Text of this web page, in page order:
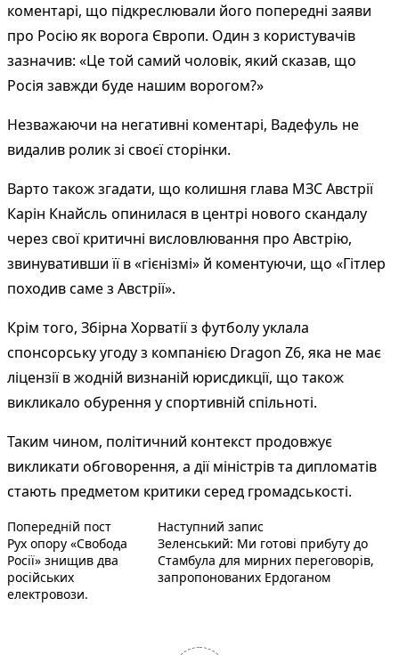
коментарі, що підкреслювали його попередні заяви
про Росію як ворога Європи. Один з користувачів
зазначив: «Це той самий чоловік, який сказав, що
Росія завжди буде нашим ворогом?»
Незважаючи на негативні коментарі, Вадефуль не
видалив ролик зі своєї сторінки.
Варто також згадати, що колишня глава МЗС Австрії
Карін Кнайсль опинилася в центрі нового скандалу
через свої критичні висловлювання про Австрію,
звинувативши її в «гієнізмі» й коментуючи, що «Гітлер
походив саме з Австрії».
Крім того, Збірна Хорватії з футболу уклала
спонсорську угоду з компанією Dragon Z6, яка не має
ліцензії в жодній визнаній юрисдикції, що також
викликало обурення у спортивній спільноті.
Таким чином, політичний контекст продовжує
викликати обговорення, а дії міністрів та дипломатів
стають предметом критики серед громадськості.
Навігація
записів
Попередній постПопередній запис:
Рух опору «Свобода
Росії» знищив два
російських
електровози.
Наступний записНаступний пост :
Зеленський: Ми готові прибуту до
Стамбула для мирних переговорів,
запропонованих Ердоганом